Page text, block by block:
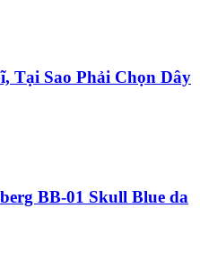
Tại Sao Phải Chọn Dây
BB-01 Skull Blue da